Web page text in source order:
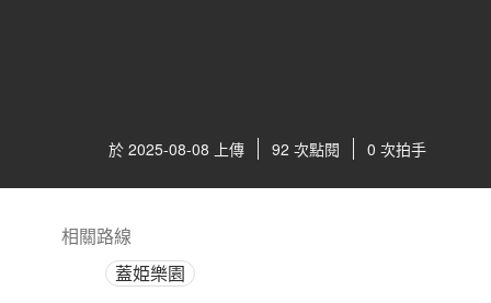
於 2025-08-08 上傳 92 次點閱 0 次拍手
相關路線
蓋姫樂園